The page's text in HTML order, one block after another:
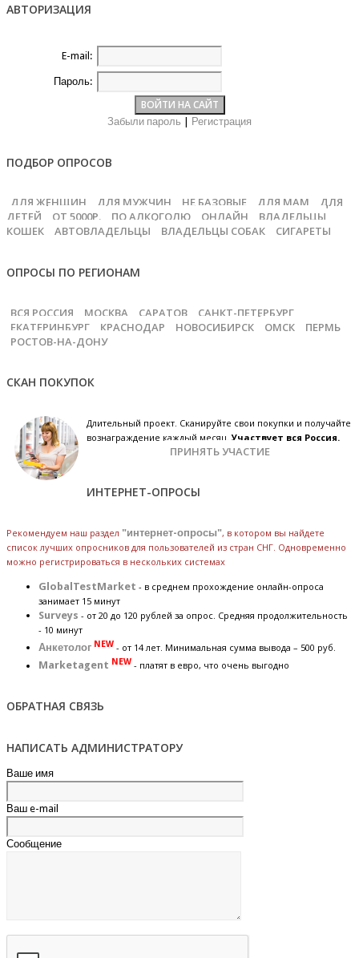
АВТОРИЗАЦИЯ
E-mail:
Пароль:
Забыли пароль Регистрация
ПОДБОР ОПРОСОВ
ДЛЯ ЖЕНЩИН ДЛЯ МУЖЧИН НЕ БАЗОВЫЕ ДЛЯ МАМ
ДЛЯ
ДЕТЕЙ
ОТ 5000Р. ПО АЛКОГОЛЮ ОНЛАЙН
ВЛАДЕЛЬЦЫ
КОШЕК
АВТОВЛАДЕЛЬЦЫ ВЛАДЕЛЬЦЫ СОБАК СИГАРЕТЫ
ОПРОСЫ ПО РЕГИОНАМ
ВСЯ РОССИЯ МОСКВА САРАТОВ
САНКТ-ПЕТЕРБУРГ
ЕКАТЕРИНБУРГ
КРАСНОДАР НОВОСИБИРСК ОМСК
ПЕРМЬ
РОСТОВ-НА-ДОНУ
СКАН ПОКУПОК
Длительный проект. Сканируйте свои покупки и получайте
вознаграждение каждый месяц.Участвует вся Россия.
ПРИНЯТЬ УЧАСТИЕ
ИНТЕРНЕТ-ОПРОСЫ
Рекомендуем наш раздел "интернет-опросы", в котором вы найдете
список лучших опросников для пользователей из стран СНГ. Одновременно
можно регистрироваться в нескольких системах
GlobalTestMarket - в среднем прохождение онлайн-опроса
занимает 15 минут
Surveys - от 20 до 120 рублей за опрос. Средняя продолжительность
- 10 минут
Анкетолог NEW - от 14 лет. Минимальная сумма вывода – 500 руб.
Marketagent NEW - платят в евро, что очень выгодно
ОБРАТНАЯ СВЯЗЬ
НАПИСАТЬ АДМИНИСТРАТОРУ
Ваше имя
Ваш e-mail
Сообщение